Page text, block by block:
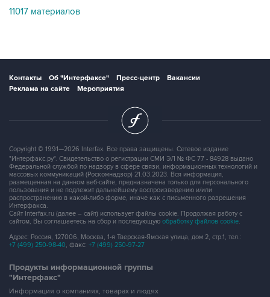
11017 материалов
Контакты Об "Интерфаксе" Пресс-центр
Вакансии
Реклама на сайте
Мероприятия
Copyright © 1991—2026 Interfax. Все права защищены. Сетевое издание
"Интерфакс.ру". Свидетельство о регистрации СМИ ЭЛ № ФС 77 - 84928 выдано
Федеральной службой по надзору в сфере связи, информационных технологий и
массовых коммуникаций (Роскомнадзор) 21.03.2023. Вся информация,
размещенная на данном веб-сайте, предназначена только для персонального
пользования и не подлежит дальнейшему воспроизведению и/или
распространению в какой-либо форме, иначе как с письменного разрешения
Интерфакса.
Сайт Interfax.ru (далее – сайт) использует файлы cookie. Продолжая работу с
сайтом, Вы соглашаетесь на сбор и последующую обработку файлов cookie.
Адрес: Россия, 127006, Москва, 1-я Тверская-Ямская улица, дом 2, стр.1, тел.:
+7 (499) 250-98-40, факс: +7 (499) 250-97-27
Продукты информационной группы
"Интерфакс"
Информация о компаниях, товарах и людях